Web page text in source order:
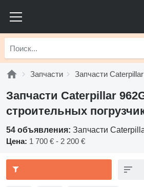
Запчасти Запчасти Caterpillar
Запчасти Caterpillar
строительных
54 объявления: Запчасти
Цена: 1 700 € - 2 200 €